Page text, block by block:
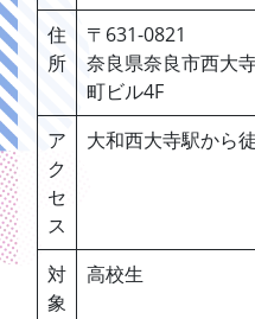
住
所
〒631-0821
奈良県奈良市西大
町ビル4F
ア
ク
セ
ス
大和西大寺駅から
対
象
高校生